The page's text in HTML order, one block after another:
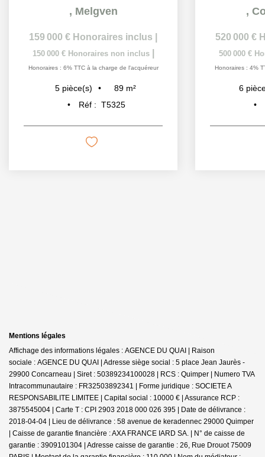
, Melgven
159 000 € Honoraires inclus
150 000 € Honoraires non inclus
Honoraires : 6% TTC à la charge de l'acquéreur
5 pièce(s) 89 m²
Réf : T5325
,
520 000 €
500 000 €
Honoraires : 4%
6
Mentions légales
Affichage des informations légales : AGENCE DU QUAI | Raison
sociale : AGENCE DU QUAI | Adresse siège social : 5 place Jean Jaurès -
29900 Concarneau | Siret : 50389234100028 | RCS : Quimper | Numero TVA
Intracommunautaire : FR32503892341 | Forme juridique : SOCIETE A
RESPONSABILITE LIMITEE | Capital social : 10000 € | Assurance RCP :
3875545004 | Carte T : CPI 2903 2018 000 026 395 | Date de délivrance :
2018-04-04 | Lieu de délivrance : 58 avenue de keradennec 29000 Quimper
| Caisse de garantie financière : AXA FRANCE IARD SA. | N° de caisse de
garantie : 3909101304 | Adresse caisse de garantie : 26, Rue Drouot 75009